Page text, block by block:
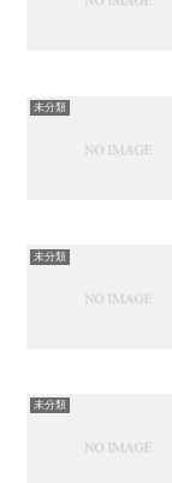
未分類
未分類
未分類